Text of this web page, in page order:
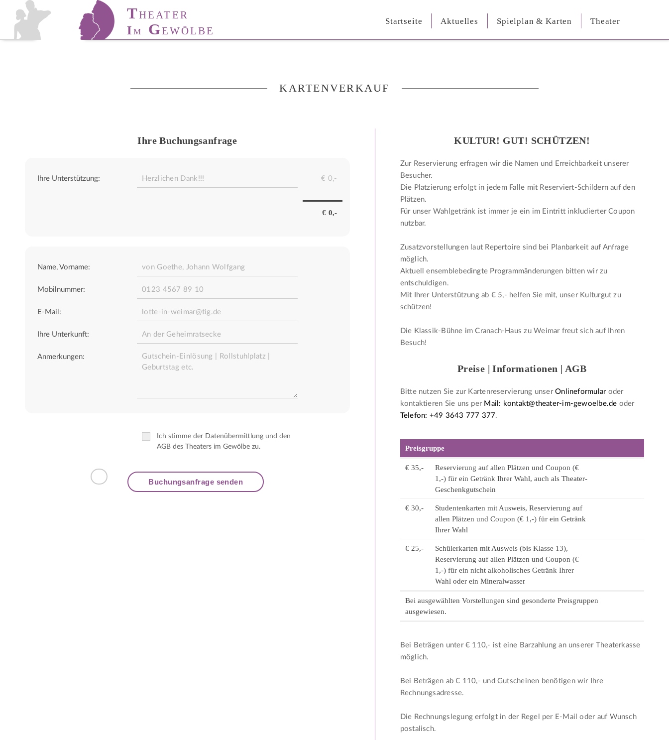
THÜRINGER
T ANZ- KADEMIE
THEATER
IM GEWÖLBE
Startseite Aktuelles Spielplan & Karten Theater
KARTENVERKAUF
Ihre Buchungsanfrage
Ihre Unterstützung:
Name, Vorname:
Mobilnummer:
E-Mail:
Ihre Unterkunft:
Anmerkungen:
Ich stimme der Datenübermittlung und den
AGB des Theaters im Gewölbe zu.
KULTUR! GUT! SCHÜTZEN!
Zur Reservierung erfragen wir die Namen und Erreichbarkeit unserer
Besucher.
Die Platzierung erfolgt in jedem Falle mit Reserviert-Schildern auf den
Plätzen.
Für unser Wahlgetränk ist immer je ein im Eintritt inkludierter Coupon
nutzbar.
Zusatzvorstellungen laut Repertoire sind bei Planbarkeit auf Anfrage
möglich.
Aktuell ensemblebedingte Programmänderungen bitten wir zu
entschuldigen.
Mit Ihrer Unterstützung ab € 5,- helfen Sie mit, unser Kulturgut zu
schützen!
Die Klassik-Bühne im Cranach-Haus zu Weimar freut sich auf Ihren
Besuch!
Preise | Informationen | AGB
Bitte nutzen Sie zur Kartenreservierung unserOnlineformularoder
kontaktieren Sie uns per Mail: kontakt@theater-im-gewoelbe.de oder
Telefon: +49 3643 777 377.
Preisgruppe
€ 35,-
Reservierung auf allen Plätzen und Coupon (€
1,-) für ein Getränk Ihrer Wahl, auch als Theater-
Geschenkgutschein
€ 30,-
Studentenkarten mit Ausweis, Reservierung auf
allen Plätzen und Coupon (€ 1,-) für ein Getränk
Ihrer Wahl
€ 25,-
Schülerkarten mit Ausweis (bis Klasse 13),
Reservierung auf allen Plätzen und Coupon (€
1,-) für ein nicht alkoholisches Getränk Ihrer
Wahl oder ein Mineralwasser
Bei ausgewählten Vorstellungen sind gesonderte Preisgruppen
ausgewiesen.
Bei Beträgen unter € 110,- ist eine Barzahlung an unserer Theaterkasse
möglich.
Bei Beträgen ab € 110,- und Gutscheinen benötigen wir Ihre
Rechnungsadresse.
Die Rechnungslegung erfolgt in der Regel per E-Mail oder auf Wunsch
postalisch.